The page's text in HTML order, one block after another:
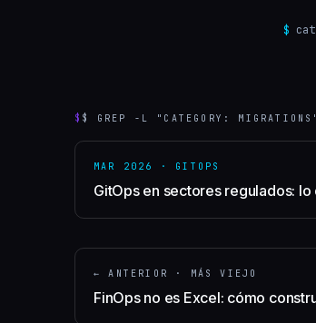
$
$ $ GREP -L "CATEGORY:
MAR 2026 · GITOPS
GitOps en sectores regulados:
← ANTERIOR · MÁS VIEJO
FinOps no es Excel: cómo